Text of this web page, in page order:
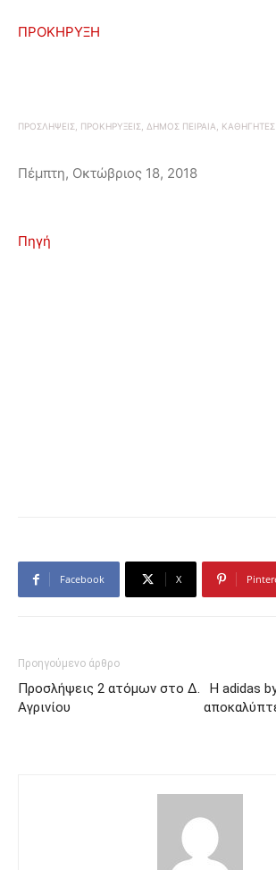
ΠΡΟΚΗΡΥΞΗ
ΠΡΟΣΛΗΨΕΙΣ, ΠΡΟΚΗΡΥΞΕΙΣ, ΔΗΜΟΣ ΠΕΙΡΑΙΑ,
Πέμπτη, Οκτώβριος 18, 2018
Πηγή
Facebook X
Προηγούμενο άρθρο
Προσλήψεις 2 ατόμων στο Δ.
Αγρινίου
Η adidas